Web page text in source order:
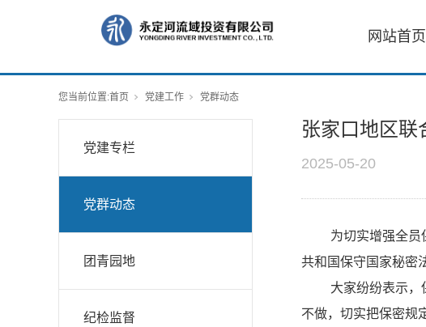
网站首页
您当前位置:首页 党建工作 党群动态
党建专栏
党群动态
团青园地
纪检监督
张家口地区联
2025-05-20
为切实增强全员
共和国保守国家秘密
大家纷纷表示，
不做，切实把保密规